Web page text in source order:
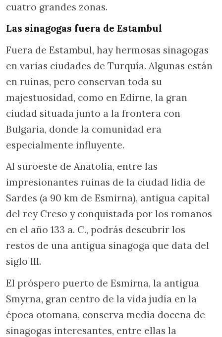
cuatro grandes zonas.
Las sinagogas fuera de Estambul
Fuera de Estambul, hay hermosas sinagogas
en varias ciudades de Turquía. Algunas están
en ruinas, pero conservan toda su
majestuosidad, como en Edirne, la gran
ciudad situada junto a la frontera con
Bulgaria, donde la comunidad era
especialmente influyente.
Al suroeste de Anatolia, entre las
impresionantes ruinas de la ciudad lidia de
Sardes (a 90 km de Esmirna), antigua capital
del rey Creso y conquistada por los romanos
en el año 133 a. C., podrás descubrir los
restos de una antigua sinagoga que data del
siglo III.
El próspero puerto de Esmirna, la antigua
Smyrna, gran centro de la vida judía en la
época otomana, conserva media docena de
sinagogas interesantes, entre ellas la